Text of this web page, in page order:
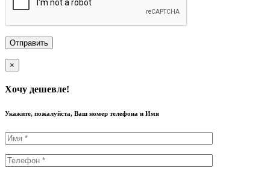
×
Хочу дешевле!
Укажите, пожалуйста, Ваш номер телефона и Имя